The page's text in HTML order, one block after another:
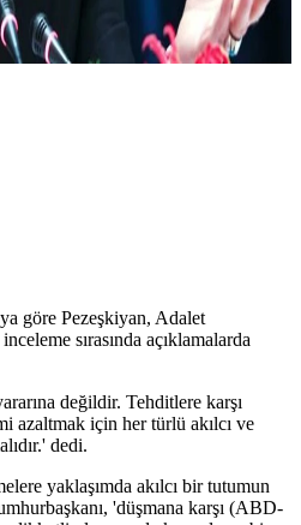
göre Pezeşkiyan, Adalet
sırasında açıklamalarda
değildir. Tehditlere karşı
azaltmak için her türlü akılcı ve
dedi.
yaklaşımda akılcı bir tutumun
'düşmana karşı (ABD-